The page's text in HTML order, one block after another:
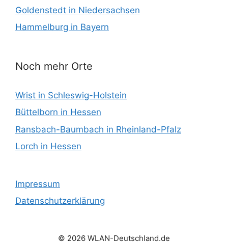
Goldenstedt in Niedersachsen
Hammelburg in Bayern
Noch mehr Orte
Wrist in Schleswig-Holstein
Büttelborn in Hessen
Ransbach-Baumbach in Rheinland-Pfalz
Lorch in Hessen
Impressum
Datenschutzerklärung
© 2026 WLAN-Deutschland.de